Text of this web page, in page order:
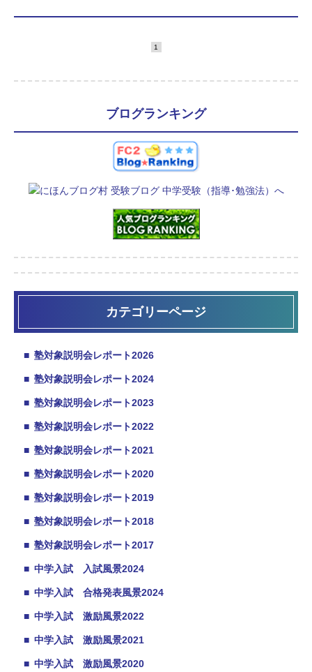
1
ブログランキング
カテゴリーページ
■ 塾対象説明会レポート2026
■ 塾対象説明会レポート2024
■ 塾対象説明会レポート2023
■ 塾対象説明会レポート2022
■ 塾対象説明会レポート2021
■ 塾対象説明会レポート2020
■ 塾対象説明会レポート2019
■ 塾対象説明会レポート2018
■ 塾対象説明会レポート2017
■ 中学入試 入試風景2024
■ 中学入試 合格発表風景2024
■ 中学入試 激励風景2022
■ 中学入試 激励風景2021
■ 中学入試 激励風景2020